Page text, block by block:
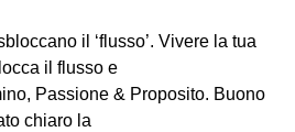
il ‘flusso’. Vivere la tua
il flusso e
Passione & Proposito. Buono
chiaro la